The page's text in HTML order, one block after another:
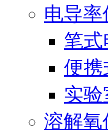
电导率
笔式
便携
实
溶解氧